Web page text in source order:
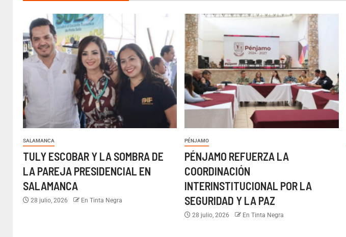
SALAMANCA
TULY ESCOBAR Y LA SOMBRA DE
LA PAREJA PRESIDENCIAL EN
SALAMANCA
28 julio, 2026 En Tinta Negra
PÉNJAMO
PÉNJAMO REFUERZA LA
COORDINACIÓN
INTERINSTITUCIONAL POR LA
SEGURIDAD Y LA PAZ
28 julio, 2026 En Tinta Negra